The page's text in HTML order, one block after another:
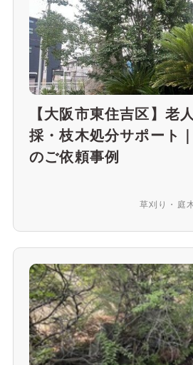
【大阪市東住吉区】老
採・枝木処分サポート
のご依頼事例
草刈り・庭